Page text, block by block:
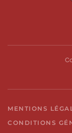
MENTIONS
CONDITIONS